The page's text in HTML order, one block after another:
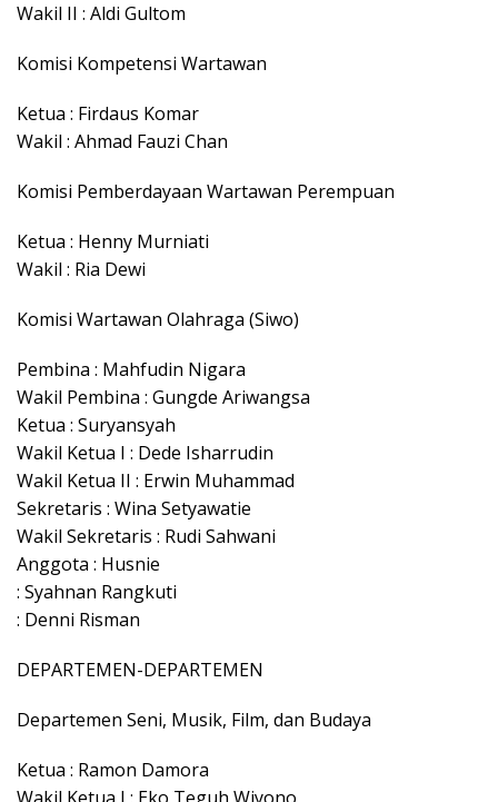
Wakil II : Aldi Gultom
Komisi Kompetensi Wartawan
Ketua : Firdaus Komar
Wakil : Ahmad Fauzi Chan
Komisi Pemberdayaan Wartawan Perempuan
Ketua : Henny Murniati
Wakil : Ria Dewi
Komisi Wartawan Olahraga (Siwo)
Pembina : Mahfudin Nigara
Wakil Pembina : Gungde Ariwangsa
Ketua : Suryansyah
Wakil Ketua I : Dede Isharrudin
Wakil Ketua II : Erwin Muhammad
Sekretaris : Wina Setyawatie
Wakil Sekretaris : Rudi Sahwani
Anggota : Husnie
: Syahnan Rangkuti
: Denni Risman
DEPARTEMEN-DEPARTEMEN
Departemen Seni, Musik, Film, dan Budaya
Ketua : Ramon Damora